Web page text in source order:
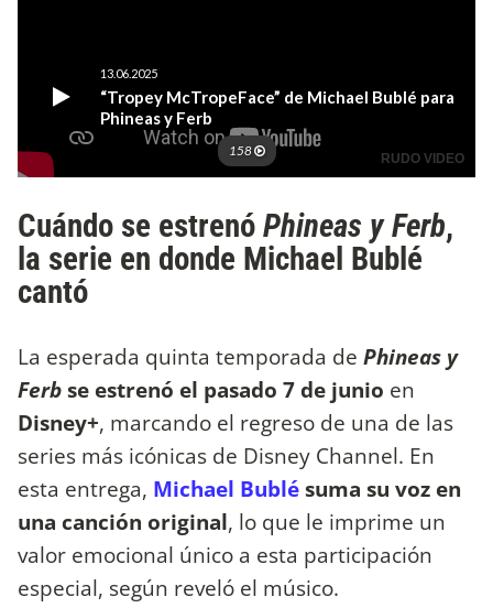
Cuándo se estrenó Phineas y Ferb,
la serie en donde Michael Bublé
cantó
La esperada quinta temporada de Phineas y
Ferbse estrenó el pasado 7 de junio en
Disney+, marcando el regreso de una de las
series más icónicas de Disney Channel. En
esta entrega, Michael Bublésuma su voz en
una canción original, lo que le imprime un
valor emocional único a esta participación
especial, según reveló el músico.